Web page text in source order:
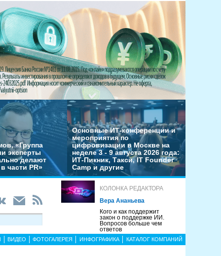
«Группа
эксперты
делают
части PR»
Основные ИТ-конференции и
мероприятия по
цифровизации в Москве на
неделе 3 - 9 августа 2026 года:
ИТ-Пикник, Такси, IT Founder
Camp и другие
КОЛОНКА РЕДАКТОРА
Вера Ананьева
Кого и как поддержит
закон о поддержке ИИ.
Вопросов больше чем
ответов
ВИДЕО ФОТОГАЛЕРЕЯ ИНФОГРАФИКА КАТАЛОГ КОМПАНИЙ